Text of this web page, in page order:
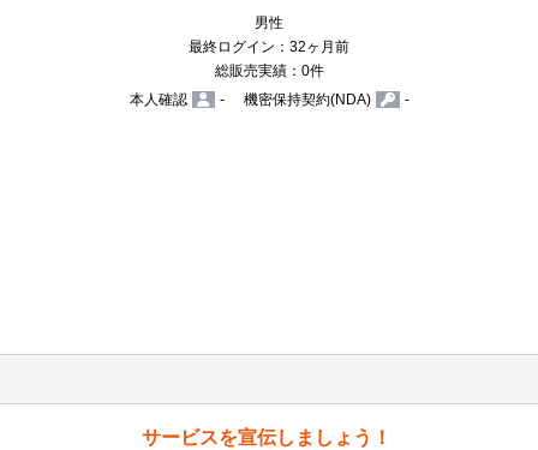
男性
最終ログイン：32ヶ月前
総販売実績：0件
本人確認
- 機密保持契約(NDA) -
サービスを宣伝しましょう！